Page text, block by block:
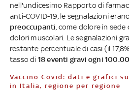
nell'undicesimo Rapporto di
anti-COVID-19, le segnalazioni
preoccupanti , come dolore in
dolori muscolari. Le segnalazioni
restante percentuale di casi (il
tasso di 18 eventi gravi ogni
Vaccino Covid: dati e grafici sulle somministrazioni
in Italia, regione per regione